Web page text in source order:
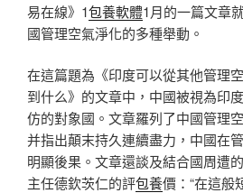
易在線》1包養軟體1月的一篇文章
國管理空氣淨化的多種舉動。
在這篇題為《印度可以從其他管理
到什么》的文章中，中國被視為印
仿的對象國。文章羅列了中國管理
并指出顛末持久連續盡力，中國在
明顯後果。文章還談及結合國周遭
主任德欽茨仁的評包養價：“在這般